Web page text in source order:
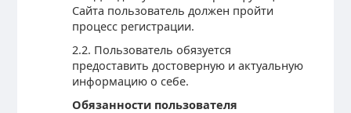
Сайта пользователь должен пройти
процесс регистрации.
2.2. Пользователь обязуется
предоставить достоверную и актуальную
информацию о себе.
Обязанности пользователя